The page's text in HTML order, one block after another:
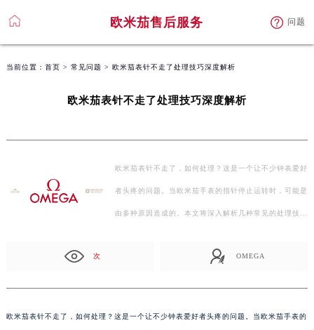
欧米茄售后服务 问题
当前位置： 首页 > 常见问题 > 欧米茄表针不走了处理技巧深度解析
欧米茄表针不走了处理技巧深度解析
欧米茄表针不走了，如何处理？这是一个让不少钟表爱好
者头疼的问题。当欧米茄手表的指针停止运转时，可能是
由多种原因造成的。本文将深入解析几种常见的处理技…
次 OMEGA
欧米茄表针不走了，如何处理？这是一个让不少钟表爱好者头疼的问题。当欧米茄手表的